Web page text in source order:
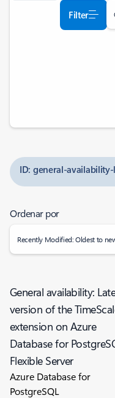
Filter
ID: general-
Ordenar por
Recently Modified: Oldest to
General availability:
version of the
extension on Azure
Database for
Flexible Server
Azure Database for
PostgreSQL